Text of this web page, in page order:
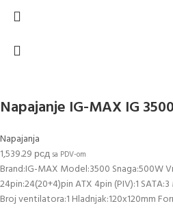
Napajanje IG-MAX IG
Napajanja
1,539.29 рсдsa PDV-om
Brand:IG-MAX Model:3500 Snaga:500W
24pin:24(20+4)pin ATX 4pin (PIV):1
Broj ventilatora:1 Hladnjak:120x120mm